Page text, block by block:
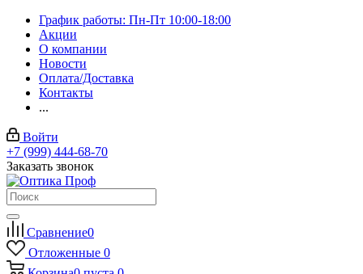
График работы: Пн-Пт 10:00-18:00
Акции
О компании
Новости
Оплата/Доставка
Контакты
...
Войти
+7 (999) 444-68-70
Заказать звонок
Сравнение0
Отложенные 0